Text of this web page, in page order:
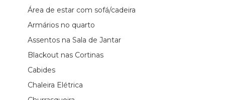
Área de estar com sofá/cadeira
Armários no quarto
Assentos na Sala de Jantar
Blackout nas Cortinas
Cabides
Chaleira Elétrica